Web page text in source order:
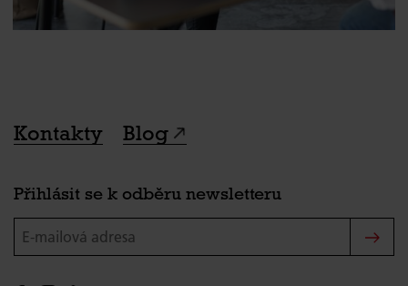
Kontakty Blog
Přihlásit se k odběru newsletteru
E-mailová adresa